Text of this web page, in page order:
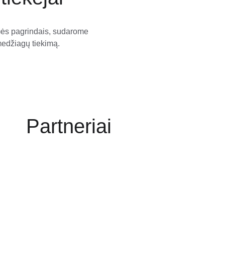
pagrindais, sudarome
tiekimą.
Partneriai